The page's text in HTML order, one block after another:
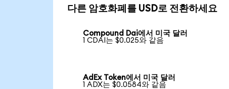
다른 암호화폐를 USD로 전환하세요
Compound Dai에서 미국 달러
1 CDAI는 $0.025와 같음
AdEx Token에서 미국 달러
1 ADX는 $0.0584와 같음